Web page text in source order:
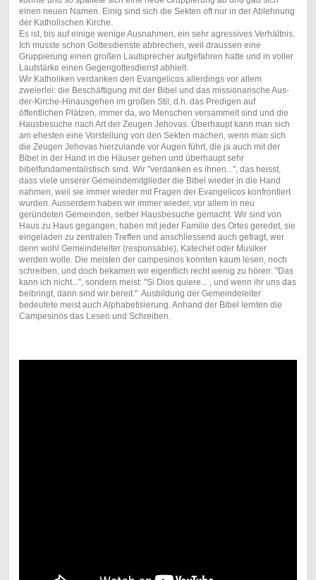
einen neuen Namen. Einig sind sich die Sekten oft nur in der Ablehnung
der Katholischen Kirche.
Es ist, bis auf einige wenige Ausnahmen, ein sehr agressives Verhältnis.
Ich musste schon Gottesdienste abbrechen, weil draussen eine
Gruppierung einen großen Lautsprecher aufgefahren hatte und in voller
Lautstärke einen Gegengottesdienst abhielt.
Wir Katholiken verdanken den Evangelicos allerdings vor allem
zweierlei: die Beschäftigung mit der Bibel und das missionarische Aus-
der-Kirche-Hinausgehen im großen Stil, d.h. das Predigen auf
öffentlichen Plätzen, immer da, wo Menschen versammelt sind und die
Hausbesuche nach Art der Zeugen Jehovas. Überhaupt kann man sich
am ehesten eine Vorstellung von den Sekten machen, wenn man sich
die Zeugen Jehovas hierzulande vor Augen führt, die ja auch mit der
Bibel in der Hand in die Häuser gehen und überhaupt sehr
bibelfundamentalistisch sind. Wir "verdanken es ihnen...", das heisst,
dass viele unserer Gemeindemitglieder die Bibel wieder in die Hand
nahmen, weil sie immer wieder mit Fragen der Evangelicos konfrontiert
wurden. Ausserdem haben wir immer wieder, vor allem in neu
geründeten Gemeinden, selber Hausbesuche gemacht. Wir sind von
Haus zu Haus gegangen, haben mit jeder Familie des Ortes geredet, sie
eingeladen zu zentralen Treffen und anschliessend auch gefragt, wer
denn wohl Gemeindeleiter (responsable), Katechet oder Musiker
werden wolle. Die meisten der campesinos konnten kaum lesen, noch
schreiben, und doch bekamen wir eigentlich recht wenig zu hören: "Das
kann ich nicht...", sondern meist: "Si Dios quiere... , und wenn ihr uns das
beibringt, dann sind wir bereit." Ausbildung der Gemeindeleiter
bedeutete meist auch Alphabetisierung. Anhand der Bibel lernten die
Campesinos das Lesen und Schreiben.